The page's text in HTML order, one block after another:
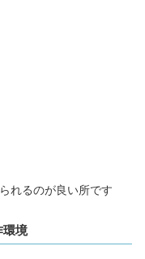
れるのが良い所です
環境